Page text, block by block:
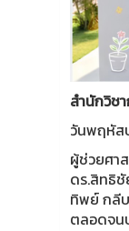
สำนักวิช
วันพฤหัส
ผู้ช่วยศา
ดร.สิทธิชั
ทิพย์ กลี
ตลอดจน